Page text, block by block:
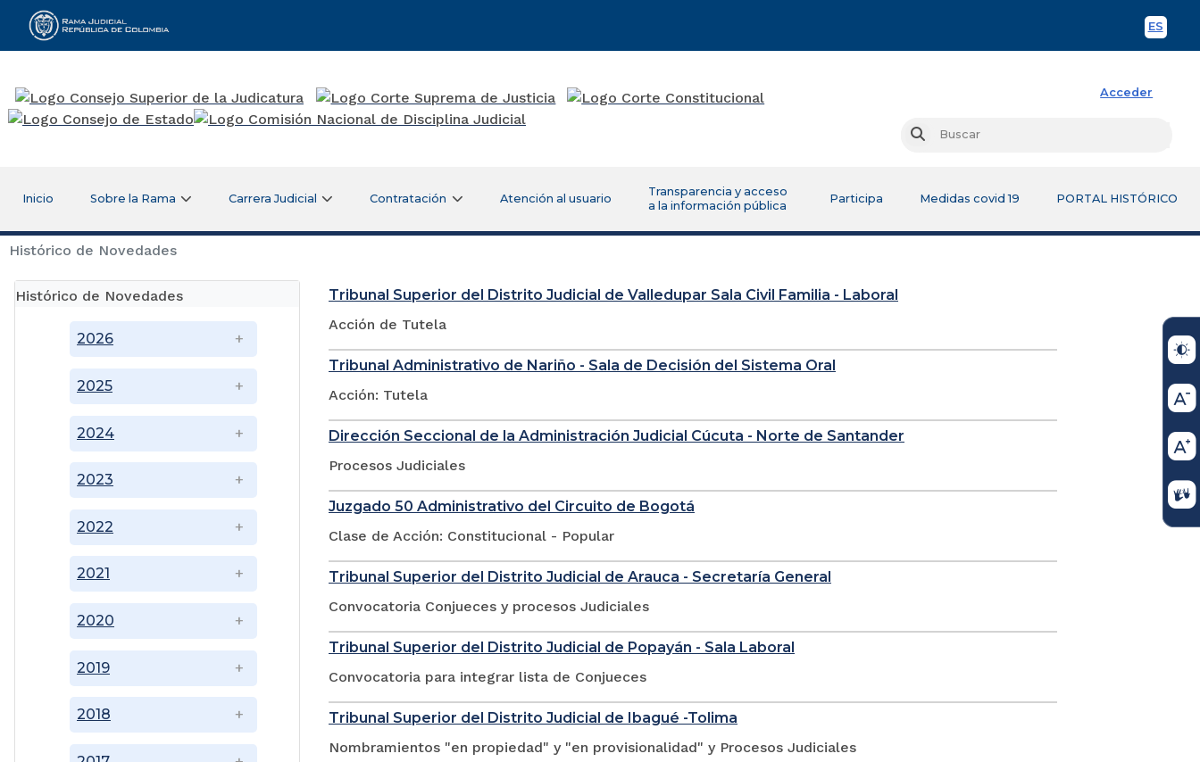
ES
Rama Judicial
Acceder
Buscar
Inicio Sobre la Rama Carrera Judicial Contratación Atención al usuario
Transparencia y acceso
a la información pública
Participa Medidas covid 19 PORTAL HISTÓRICO
Histórico de Novedades
Histórico de Novedades
2018
2019
2020
2021
2022
2023
2024
2025
2026
Tribunal Superior del Distrito Judicial de Valledupar Sala Civil Familia - Laboral
Acción de Tutela
Tribunal Administrativo de Nariño - Sala de Decisión del Sistema Oral
Acción: Tutela
Dirección Seccional de la Administración Judicial Cúcuta - Norte de Santander
Procesos Judiciales
Juzgado 50 Administrativo del Circuito de Bogotá
Clase de Acción: Constitucional - Popular
Tribunal Superior del Distrito Judicial de Arauca - Secretaría General
Convocatoria Conjueces y procesos Judiciales
Tribunal Superior del Distrito Judicial de Popayán - Sala Laboral
Convocatoria para integrar lista de Conjueces
Tribunal Superior del Distrito Judicial de Ibagué -Tolima
Nombramientos "en propiedad" y "en provisionalidad" y Procesos Judiciales